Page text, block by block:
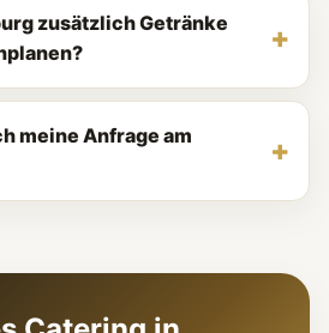
zusätzlich Getränke
meine Anfrage am